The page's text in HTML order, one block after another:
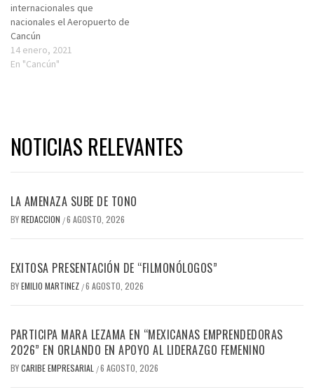
internacionales que
nacionales el Aeropuerto de
Cancún
14 enero, 2021
En "Cancún"
NOTICIAS RELEVANTES
LA AMENAZA SUBE DE TONO
BYREDACCION /6 AGOSTO, 2026
EXITOSA PRESENTACIÓN DE “FILMONÓLOGOS”
BYEMILIO MARTINEZ /6 AGOSTO, 2026
PARTICIPA MARA LEZAMA EN “MEXICANAS EMPRENDEDORAS
2026” EN ORLANDO EN APOYO AL LIDERAZGO FEMENINO
BYCARIBE EMPRESARIAL /6 AGOSTO, 2026